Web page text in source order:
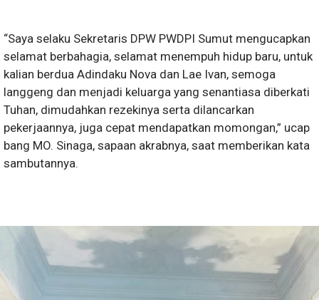
“Saya selaku Sekretaris DPW PWDPI Sumut mengucapkan
selamat berbahagia, selamat menempuh hidup baru, untuk
kalian berdua Adindaku Nova dan Lae Ivan, semoga
langgeng dan menjadi keluarga yang senantiasa diberkati
Tuhan, dimudahkan rezekinya serta dilancarkan
pekerjaannya, juga cepat mendapatkan momongan,” ucap
bang MO. Sinaga, sapaan akrabnya, saat memberikan kata
sambutannya.